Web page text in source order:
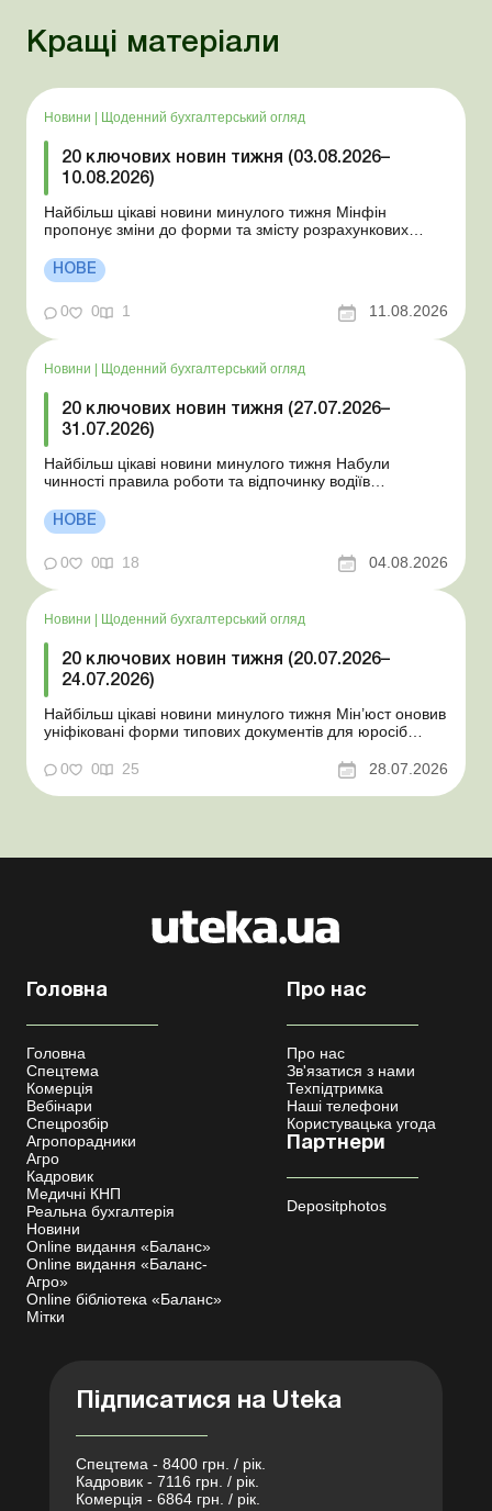
Кращі матеріали
Новини Щоденний бухгалтерський огляд
20 ключових новин тижня (03.08.2026–
10.08.2026)
Найбільш цікаві новини минулого тижня Мінфін
пропонує зміни до форми та змісту розрахункових
практичних ситуацій: лист від 10.07.2026 НБУ
унормовав порядок примусового списання коштів без
нової Об’є...
НОВЕ
0 0 1 11.08.2026
Новини | Щоденний бухгалтерський огляд
20 ключових новин тижня (27.07.2026–
31.07.2026)
Найбільш цікаві новини минулого тижня Набули
чинності правила роботи та відпочинку водіїв
стан Для сільгосппідприємств і ФОП запроваджено нові
одноразові статистичні форми З 2 серпня змінюється
порядок зарахування окремих періодів роботи до стр...
НОВЕ
0 0 18 04.08.2026
Новини Щоденний бухгалтерський огляд
20 ключових новин тижня (20.07.2026–
24.07.2026)
Найбільш цікаві новини минулого тижня Мін’юст оновив
уніфіковані форми типових документів для юросіб
координаційного центру з організації бронювання У
працівника виявлено статус «у розшуку»: що потрібно
знати роботодавцям Закон про ВП...
0 0 25 28.07.2026
Головна
Головна
Спецтема
Комерція
Вебінари
Спецрозбір
Агропорадники
Агро
Кадровик
Медичні КНП
Реальна бухгалтерія
Новини
Online видання «Баланс»
Online видання «Баланс-
Агро»
Online бібліотека «Баланс»
Мітки
Про нас
Про нас
Зв'язатися з нами
Техпідтримка
Наші телефони
Користувацька угода
Партнери
Depositphotos
Підписатися на Uteka
Спецтема - 8400 грн. / рік.
Кадровик - 7116 грн. / рік.
Комерція - 6864 грн. / рік.